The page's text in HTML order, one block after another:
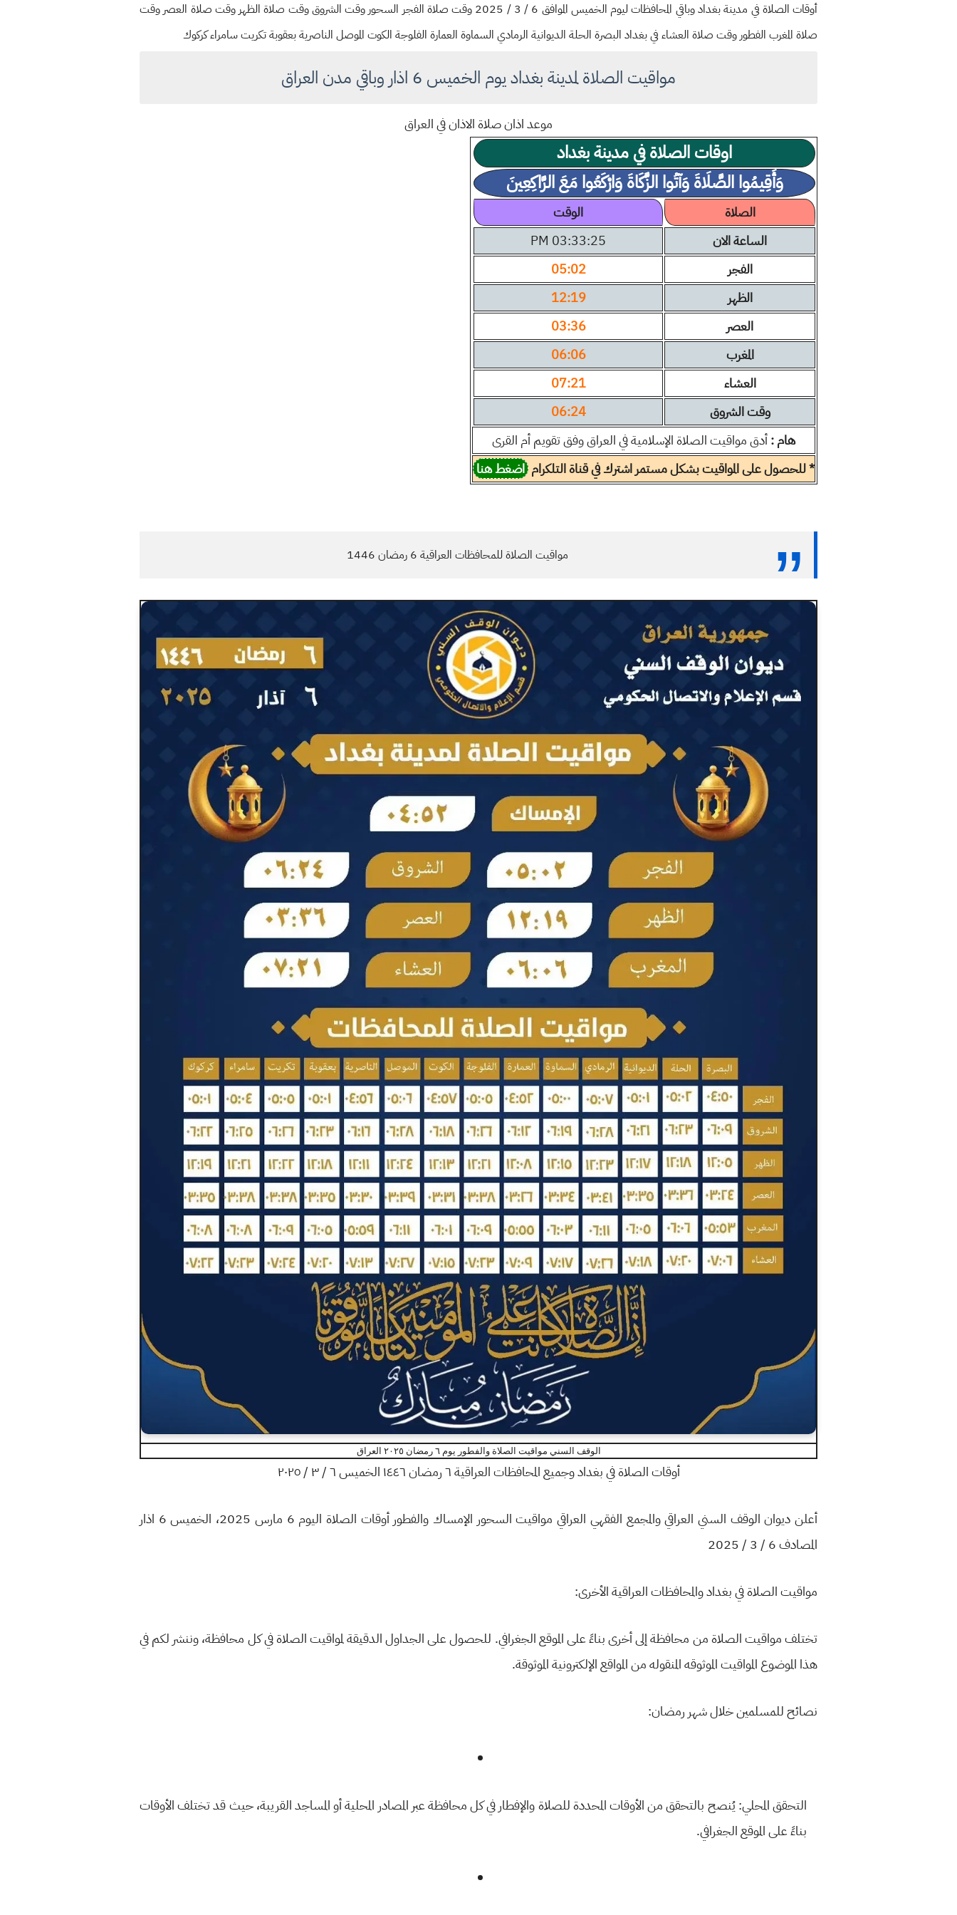
أوقات الصلاة في مدينة بغداد وباقي المحافظات ليوم الخميس الموافق 6 / 3 / 2025 وقت صلاة الفجر السحور وقت الشروق وقت صلاة الظهر وقت صلاة العصر وقت
صلاة المغرب الفطور وقت صلاة العشاء في بغداد البصرة الحلة الديوانية الرمادي السماوة العمارة الفلوجة الكوت الموصل الناصرية بعقوبة تكريت سامراء كركوك
مواقيت الصلاة لمدينة بغداد يوم الخميس 6 اذار وباقي مدن العراق
موعد اذان صلاة الاذان في العراق
اوقات الصلاة في مدينة بغداد
وَأَقِيمُوا الصَّلَاةَ وَآتُوا الزَّكَاةَ وَارْكَعُوا مَعَ الرَّاكِعِينَ
الصلاة
الوقت
الساعة الان
03:33:26 PM
الفجر
05:02
الظهر
12:19
العصر
03:36
المغرب
06:06
العشاء
07:21
وقت الشروق
06:24
هام :أدق مواقيت الصلاة الإسلامية في العراق وفق تقويم أم القرى
* للحصول على المواقيت بشكل مستمر اشترك في قناة التلكرام اضغط هنا
مواقيت الصلاة للمحافظات العراقية 6 رمضان 1446
الوقف السني مواقيت الصلاة والفطور يوم ٦ رمضان ٢٠٢٥ العراق
أوقات الصلاة في بغداد وجميع المحافظات العراقية ٦ رمضان ١٤٤٦ الخميس ٦ / ٣ / ٢٠٢٥
أعلن ديوان الوقف السني العراقي والمجمع الفقهي العراقي مواقيت السحور الإمساك والفطور أوقات الصلاة اليوم 6 مارس 2025، الخميس 6 اذار
المصادف 6 / 3 / 2025
مواقيت الصلاة في بغداد والمحافظات العراقية الأخرى:
تختلف مواقيت الصلاة من محافظة إلى أخرى بناءً على الموقع الجغرافي. للحصول على الجداول الدقيقة لمواقيت الصلاة في كل محافظة، وننشر لكم في
هذا الموضوع المواقيت الموثوقه المنقوله من المواقع الإلكترونية الموثوقة.
نصائح للمسلمين خلال شهر رمضان:
التحقق المحلي:يُنصح بالتحقق من الأوقات المحددة للصلاة والإفطار في كل محافظة عبر المصادر المحلية أو المساجد القريبة، حيث قد تختلف الأوقات
بناءً على الموقع الجغرافي.